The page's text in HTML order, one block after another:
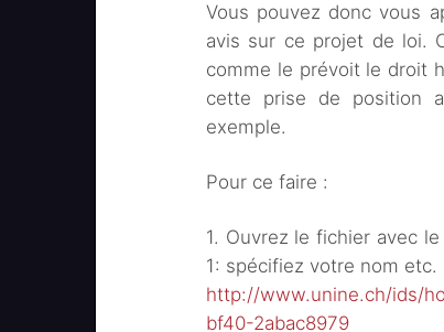
Vous pouvez donc vous
avis sur ce projet de loi.
comme le prévoit le droit
cette prise de position
exemple.
Pour ce faire :
1. Ouvrez le fichier avec
1: spécifiez votre nom etc.
http://www.unine.ch/ids/
bf40-2abac8979